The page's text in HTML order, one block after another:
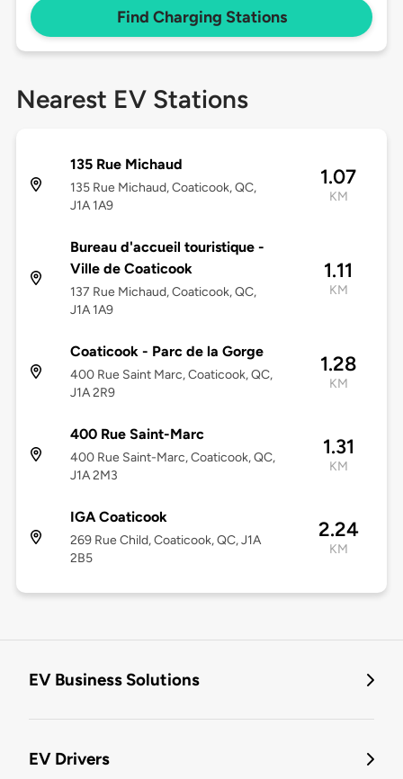
Find Charging Stations
Nearest EV Stations
135 Rue Michaud
135 Rue Michaud, Coaticook, QC,
J1A 1A9
1.07
KM
Bureau d'accueil touristique -
Ville de Coaticook
137 Rue Michaud, Coaticook, QC,
J1A 1A9
1.11
KM
Coaticook - Parc de la Gorge
400 Rue Saint Marc, Coaticook, QC,
J1A 2R9
1.28
KM
400 Rue Saint-Marc
400 Rue Saint-Marc, Coaticook, QC,
J1A 2M3
1.31
KM
IGA Coaticook
269 Rue Child, Coaticook, QC, J1A
2B5
2.24
KM
EV Business Solutions
EV Drivers